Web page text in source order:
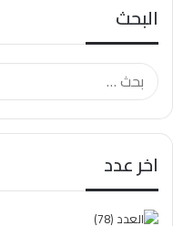
البحث
اخر عدد